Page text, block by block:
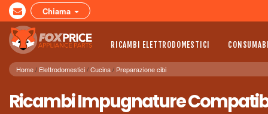
Chiama
RICAMBI ELETTRODOMESTICI
Home Elettrodomestici Cucina Preparazione cibi
Ricambi Impugnature